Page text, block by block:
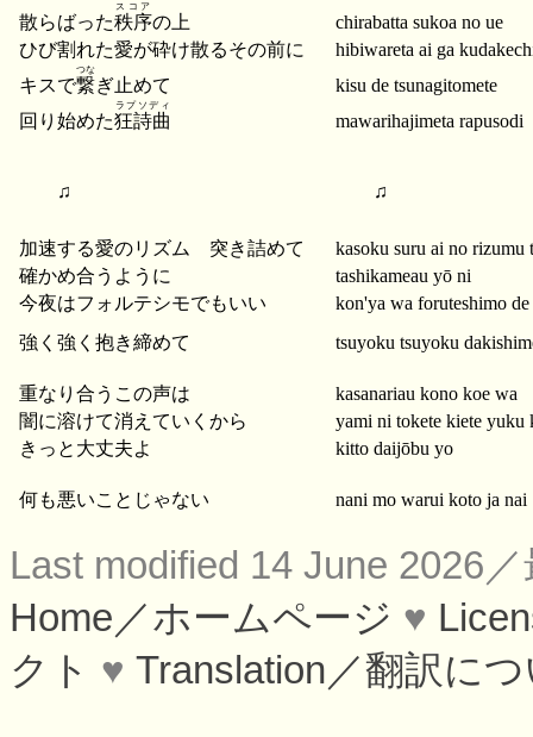
散らばった秩序
スコア
の上
chirabatta sukoa no ue
ひび割れた愛が砕け散るその前に
hibiwareta ai ga
キスで繋
つな
ぎ止めて
kisu de tsunagitomete
回り始めた狂詩曲
ラプソディ
mawarihajimeta rapusodi
♫ ♫
加速する愛のリズム 突き詰めて
kasoku suru ai no rizumu
確かめ合うように
tashikameau yō ni
今夜はフォルテシモでもいい
kon'ya wa foruteshimo
強く強く抱き締めて
tsuyoku tsuyoku
重なり合うこの声は
kasanariau kono koe wa
闇に溶けて消えていくから
yami ni tokete kiete yuku
きっと大丈夫よ
kitto daijōbu yo
何も悪いことじゃない nani mo warui koto ja nai
Last modified 14 June 2026
Home／ホームページ ♥
クト ♥ Translation／翻訳に